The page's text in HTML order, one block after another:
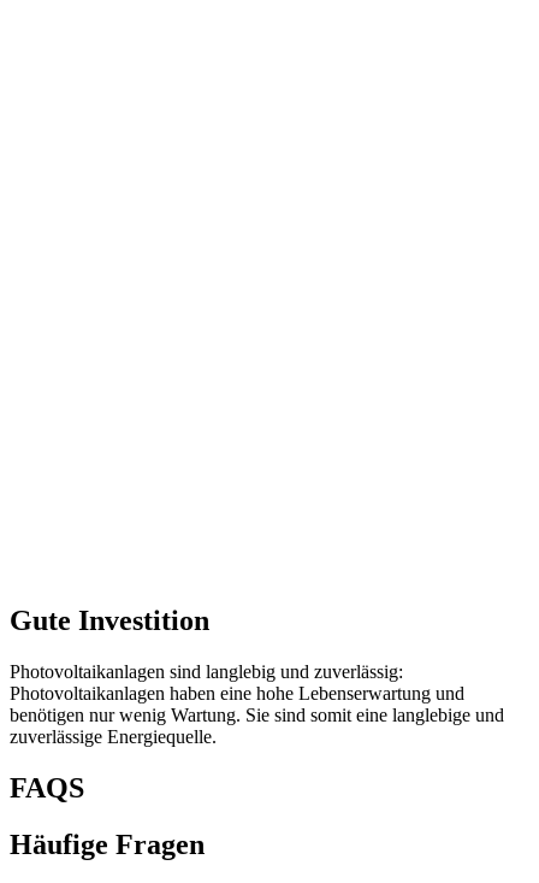
Gute Investition
Photovoltaikanlagen sind langlebig und zuverlässig:
Photovoltaikanlagen haben eine hohe Lebenserwartung und
benötigen nur wenig Wartung. Sie sind somit eine langlebige und
zuverlässige Energiequelle.
FAQS
Häufige Fragen